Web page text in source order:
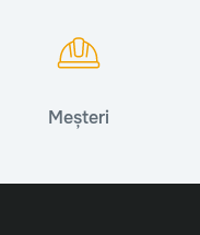
Meșteri